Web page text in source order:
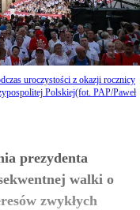
uroczystości z okazji rocznicy
Polskiej(fot. PAP/Paweł
prezydenta
walki o
zwykłych